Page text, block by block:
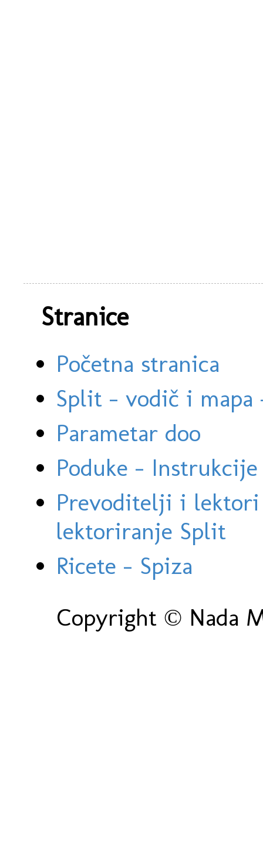
Stranice
Početna stranica
Split - vodič i
Parametar doo
Poduke -
Prevoditelji i
lektoriranje Split
Ricete - Spiza
Copyright © Nada